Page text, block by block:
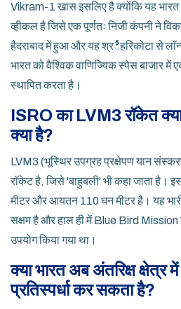
Vikram-1 खास इसलिए है क्योंकि यह
व्हीकल है जिसे एक पूर्णतः निजी कंपनी ने
हैदराबाद में हुआ और यह श्रీहरिकोटा से
भारत को वैश्विक वाणिज्यिक स्पेस बाजार में
स्थापित करता है।
ISRO का LVM3 रॉकेत
क्या है?
LVM3 (भूस्थिर उपग्रह प्रक्षेपण यान
रॉकेट है, जिसे 'बाहुबली' भी कहा जाता है।
मीटर और आयतन 110 घन मीटर है। यह
सक्षम है और हाल ही में Blue Bird
उपयोग किया गया था।
क्या भारत अब अंतरिक्ष क्षेत्र
प्रतिस्पर्धा कर सकता है?